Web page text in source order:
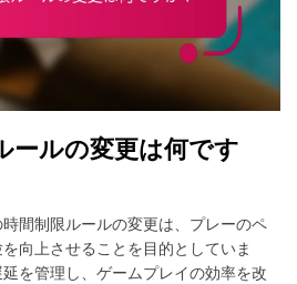
ールの変更は何です
間制限ルールの変更は、プレーのペ
向上させることを目的としていま
を管理し、ゲームプレイの効率を改